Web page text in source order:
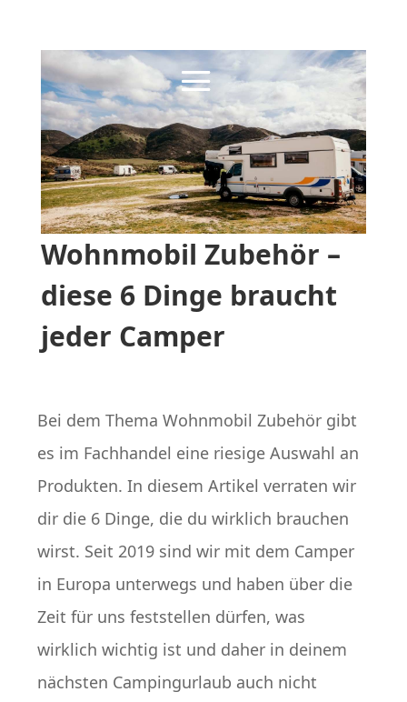
Wohnmobil Zubehör –
diese 6 Dinge braucht
jeder Camper
Bei dem Thema Wohnmobil Zubehör gibt
es im Fachhandel eine riesige Auswahl an
Produkten. In diesem Artikel verraten wir
dir die 6 Dinge, die du wirklich brauchen
wirst. Seit 2019 sind wir mit dem Camper
in Europa unterwegs und haben über die
Zeit für uns feststellen dürfen, was
wirklich wichtig ist und daher in deinem
nächsten Campingurlaub auch nicht